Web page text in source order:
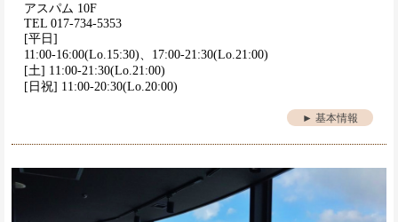
アスパム 10F
TEL 017-734-5353
[平日]
11:00-16:00(Lo.15:30)、17:00-21:30(Lo.21:00)
[土] 11:00-21:30(Lo.21:00)
[日祝] 11:00-20:30(Lo.20:00)
► 基本情報